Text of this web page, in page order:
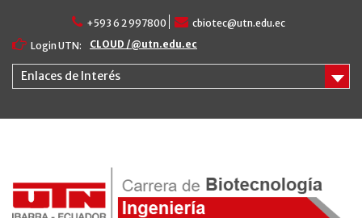
content
+593 6 2 997800
cbiotec@utn.edu.ec
Login UTN:
CLOUD /@utn.edu.ec
Enlaces de Interés